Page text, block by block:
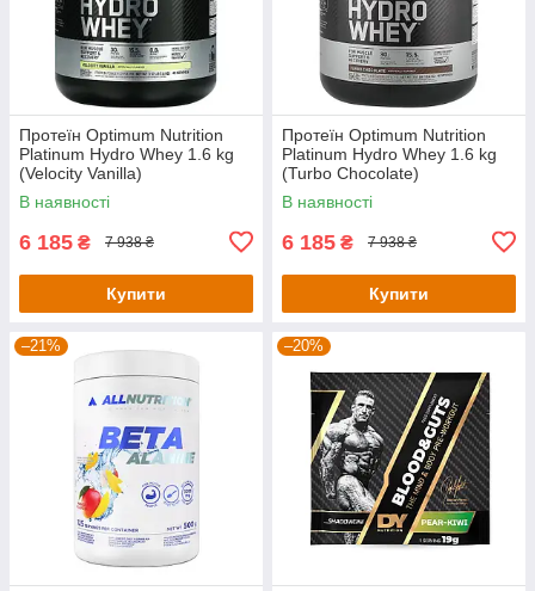
Протеїн Optimum Nutrition
Platinum Hydro Whey 1.6 kg
(Velocity Vanilla)
В наявності
6 185 ₴ 7 938 ₴
Купити
Протеїн Optimum Nutrition
Platinum Hydro Whey 1.6 kg
(Turbo Chocolate)
В наявності
6 185 ₴ 7 938 ₴
Купити
–21% –20%